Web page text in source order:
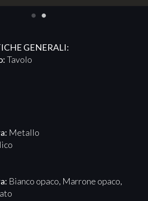
GENERALI:
Tavolo
Metallo
Bianco opaco, Marrone opaco,